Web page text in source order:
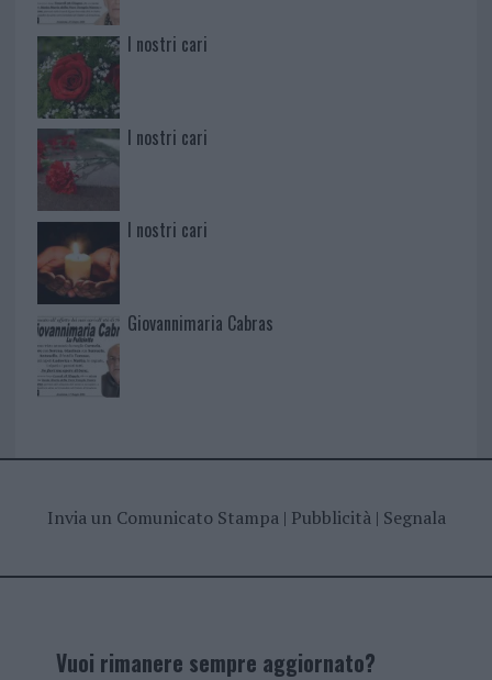
I nostri cari
I nostri cari
I nostri cari
Giovannimaria Cabras
Invia un Comunicato Stampa| Pubblicità| Segnala
Vuoi rimanere sempre aggiornato?